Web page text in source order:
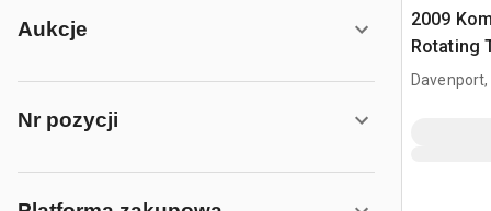
Aukcje
Nr pozycji
2009
Rotating
Davenport,